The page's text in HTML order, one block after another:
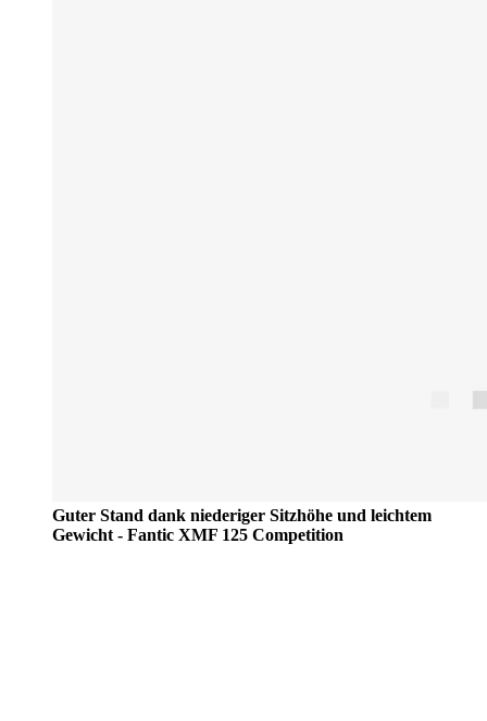
Guter Stand dank niederiger Sitzhöhe und leichtem
Gewicht - Fantic XMF 125 Competition